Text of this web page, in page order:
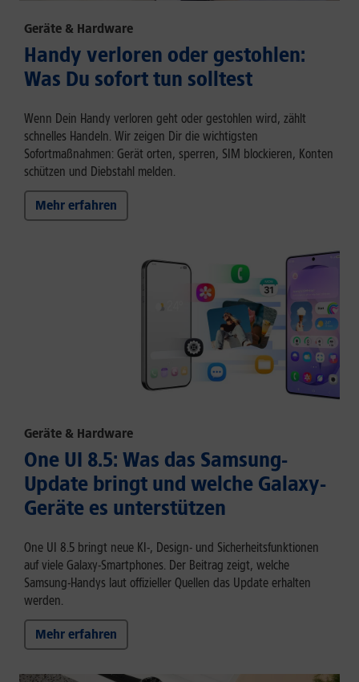
Geräte & Hardware
Handy verloren oder gestohlen:
Was Du sofort tun solltest
Wenn Dein Handy verloren geht oder gestohlen wird, zählt
schnelles Handeln. Wir zeigen Dir die wichtigsten
Sofortmaßnahmen: Gerät orten, sperren, SIM blockieren, Konten
schützen und Diebstahl melden.
Mehr erfahren
Geräte & Hardware
One UI 8.5: Was das Samsung-
Update bringt und welche Galaxy-
Geräte es unterstützen
One UI 8.5 bringt neue KI-, Design- und Sicherheitsfunktionen
auf viele Galaxy-Smartphones. Der Beitrag zeigt, welche
Samsung-Handys laut offizieller Quellen das Update erhalten
werden.
Mehr erfahren